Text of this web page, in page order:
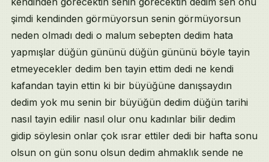
şimdi kendinden görmüyorsun senin görmüyorsun
neden olmadı dedi o malum sebepten dedim hata
yapmışlar düğün gününü düğün gününü böyle tayin
etmeyecekler dedim ben tayin ettim dedi ne kendi
kafandan tayin ettin ki bir büyüğüne danışsaydın
dedim yok mu senin bir büyüğün dedim düğün tarihi
nasıl tayin edilir nasıl olur onu kadınlar bilir dedim
gidip söylesin onlar çok ısrar ettiler dedi bir hafta sonu
olsun on gün sonu olsun dedim ahmaklık sende ne